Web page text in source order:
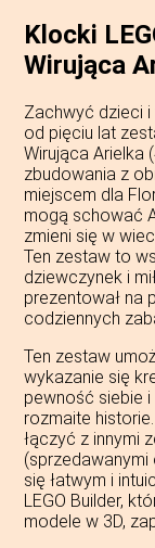
Klocki
Wirująca
Zachwyć dzieci i
od pięciu lat
Wirująca Arielka
zbudowania z
miejscem dla
mogą schować
zmieni się w
Ten zestaw to
dziewczynek i
prezentował na
codziennych
Ten zestaw
wykazanie się
pewność siebie
rozmaite
łączyć z innymi
się łatwym i
LEGO Builder,
modele w 3D,